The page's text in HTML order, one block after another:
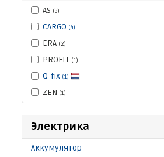
AS (3)
CARGO (4)
ERA (2)
PROFIT (1)
Q-fix (1)
ZEN (1)
Электрика
Аккумулятор